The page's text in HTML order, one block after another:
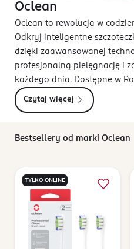
Oclean
Oclean to rewolucja w
Odkryj inteligentne
dzięki zaawansowanej
profesjonalną pielęgnację i
każdego dnia. Dostępne w
Czytaj więcej
Bestsellery od marki Oclean
TYLKO ONLINE